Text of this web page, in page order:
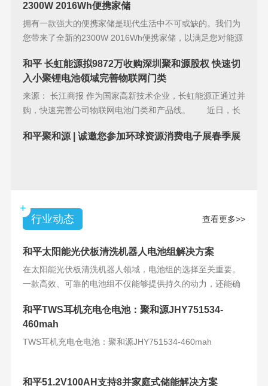
2300W 2016Wh便携家储
拥有一款强大的便携家储是现代生活中不可或缺的。我们为
您带来了全新的2300W 2016Wh便携家储，以满足您对能源
和平 长虹能源拟9872万收购深圳聚和源股权 快速切
入小聚锂电池领域完善物联网门类
来源： 长江商报 作为国家高新技术企业，长虹能源正通过并
购，快速完善公司物联网电池门类和产品线。 近日，长
和平聚和源 | 诚邀您参加环球资源消费电子展春季展
+
行业动态
查看更多>>
和平太阳能光伏板清洗机器人电池组解决方案
在太阳能光伏板清洗机器人领域，电池组的选择至关重要。
一款高效、可靠的电池组不仅能够提供持久的动力，还能确
和平TWS耳机充电仓电池：聚和源JHY751534-
460mah
TWS耳机充电仓电池：聚和源JHY751534-460mah
和平51.2V100AH支持8并家庭式储能解决方案